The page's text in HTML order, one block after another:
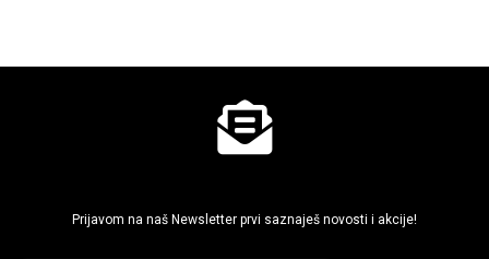
Prijavom na naš Newsletter prvi saznaješ novosti i akcije!